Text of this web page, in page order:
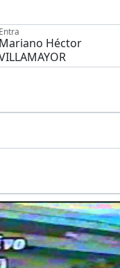
Entra
Mariano Héctor